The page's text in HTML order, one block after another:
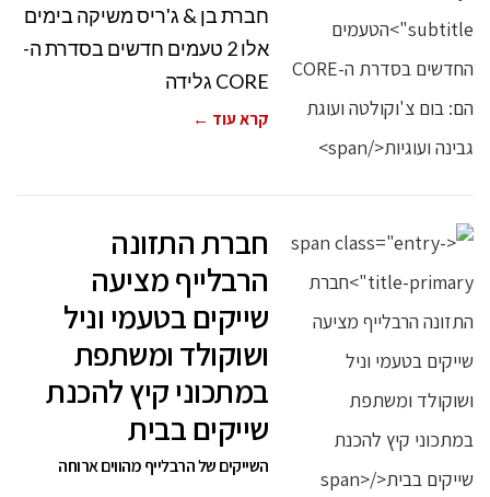
חברת בן & ג'ריס משיקה בימים
אלו 2 טעמים חדשים בסדרת ה-
CORE גלידה
קרא עוד ←
חברת התזונה
הרבלייף מציעה
שייקים בטעמי וניל
ושוקולד ומשתפת
במתכוני קיץ להכנת
שייקים בבית
השייקים של הרבלייף מהווים ארוחה